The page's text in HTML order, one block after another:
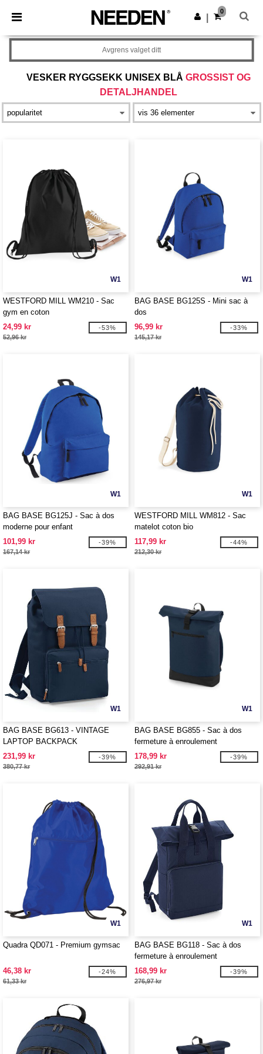
× Needen-app
Bedre priser i appen!
Last ned app
0
VESKER RYGGSEKK UNISEX BLÅ GROSSIST OG
DETALJHANDEL
Avgrens valget ditt
W1
WESTFORD MILL WM210 - Sac
gym en coton
24,99 kr
52,96 kr
-53%
W1
BAG BASE BG125S - Mini sac à
dos
96,99 kr
145,17 kr
-33%
W1
BAG BASE BG125J - Sac à dos
moderne pour enfant
101,99 kr
167,14 kr
-39%
W1
WESTFORD MILL WM812 - Sac
matelot coton bio
117,99 kr
212,30 kr
-44%
W1
BAG BASE BG613 - VINTAGE
LAPTOP BACKPACK
231,99 kr
380,77 kr
-39%
W1
BAG BASE BG855 - Sac à dos
fermeture à enroulement
178,99 kr
292,91 kr
-39%
W1
Quadra QD071 - Premium gymsac
46,38 kr
61,33 kr
-24%
W1
BAG BASE BG118 - Sac à dos
fermeture à enroulement
168,99 kr
276,97 kr
-39%